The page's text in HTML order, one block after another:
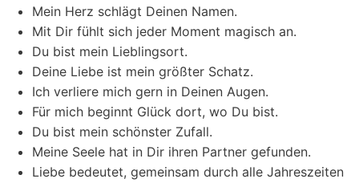
Mein Herz schlägt Deinen Namen.
Mit Dir fühlt sich jeder Moment magisch an.
Du bist mein Lieblingsort.
Deine Liebe ist mein größter Schatz.
Ich verliere mich gern in Deinen Augen.
Für mich beginnt Glück dort, wo Du bist.
Du bist mein schönster Zufall.
Meine Seele hat in Dir ihren Partner gefunden.
Liebe bedeutet, gemeinsam durch alle Jahreszeiten